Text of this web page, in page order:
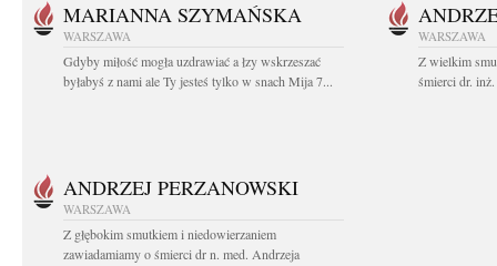
MARIANNA SZYMAŃSKA
WARSZAWA
Gdyby miłość mogła uzdrawiać a łzy wskrzeszać
byłabyś z nami ale Ty jesteś tylko w snach Mija 7...
WARSZAWA
Z wielkim
śmierci dr.
ANDRZEJ PERZANOWSKI
WARSZAWA
Z głębokim smutkiem i niedowierzaniem
zawiadamiamy o śmierci dr n. med. Andrzeja